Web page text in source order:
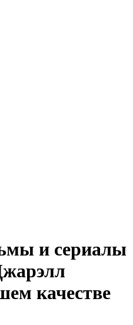
и сериалы
качестве